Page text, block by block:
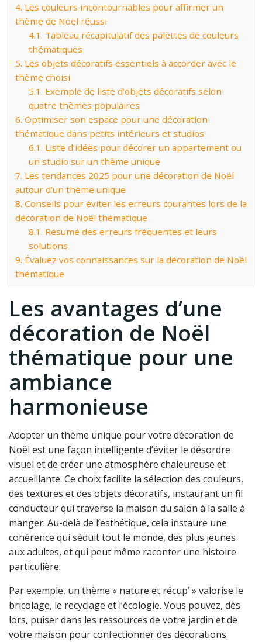
4. Les couleurs incontournables pour affirmer un
thème de Noël réussi
4.1. Tableau récapitulatif des palettes de couleurs
thématiques
5. Les objets décoratifs essentiels à accorder avec le
thème choisi
5.1. Exemple de liste d’objets décoratifs selon
quatre thèmes populaires
6. Optimiser son espace pour une décoration
thématique dans petits intérieurs et studios
6.1. Liste d’idées pour décorer un appartement ou
un studio sur un thème unique
7. Les tendances 2025 pour une décoration de Noël
autour d’un thème unique
8. Conseils pour éviter les erreurs courantes lors de la
décoration de Noël thématique
8.1. Résumé des erreurs fréquentes et leurs
solutions
9. Évaluez vos connaissances sur la décoration de Noël
thématique
Les avantages d’une
décoration de Noël
thématique pour une
ambiance
harmonieuse
Adopter un thème unique pour votre décoration de
Noël est une façon intelligente d’éviter le désordre
visuel et de créer une atmosphère chaleureuse et
accueillante. Ce choix facilite la sélection des couleurs,
des textures et des objets décoratifs, instaurant un fil
conducteur qui traverse la maison du salon à la salle à
manger. Au-delà de l’esthétique, cela instaure une
cohérence qui séduit tout le monde, des plus jeunes
aux adultes, et qui peut même raconter une histoire
particulière.
Par exemple, un thème « nature et récup’ » valorise le
bricolage, le recyclage et l’écologie. Vous pouvez, dès
lors, puiser dans les ressources de votre jardin et de
votre maison pour confectionner des décorations